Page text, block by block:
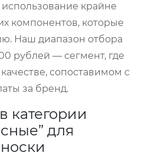
использование крайне
компонентов, которые
Наш диапазон отбора
рублей — сегмент, где
сопоставимом с
за бренд.
категории
для